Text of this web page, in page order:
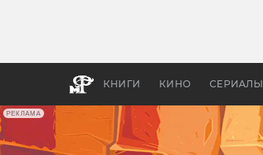
РЕКЛАМА
КНИГИ КИНО СЕРИАЛЫ